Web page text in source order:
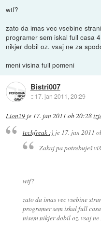
wtf?
zato da imas vec vsebine
programer sem iskal full casa
nikjer dobil oz. vsaj ne za
meni visina full pomeni
Bistri007
:: 17. jan 2011, 20:29
Lion29 je 17. jan 2011 ob 20:28
techfreak :) je 17. jan 2011
Zakaj pa potrebuješ
wtf?
zato da imas vec vsebine
programer sem iskal full
nisem nikjer dobil oz. vsaj ne